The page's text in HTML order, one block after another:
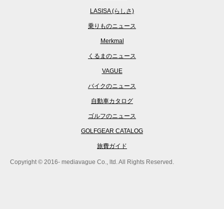
LASISA (らしさ)
乗りものニュース
Merkmal
くるまのニュース
VAGUE
バイクのニュース
自動車カタログ
ゴルフのニュース
GOLFGEAR CATALOG
旅費ガイド
Copyright © 2016- mediavague Co., ltd. All Rights Reserved.